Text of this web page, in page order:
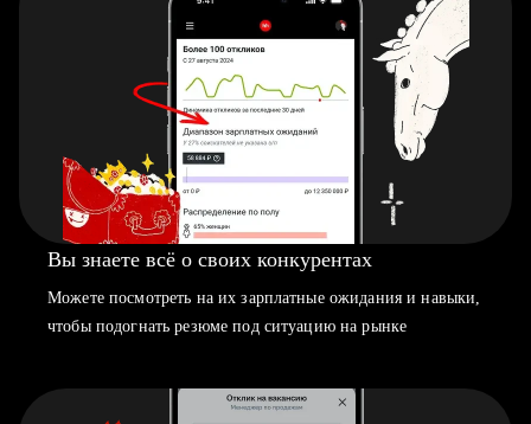
Вы знаете всё о своих конкурентах
Можете посмотреть на их зарплатные ожидания и навыки,
чтобы подогнать резюме под ситуацию на рынке